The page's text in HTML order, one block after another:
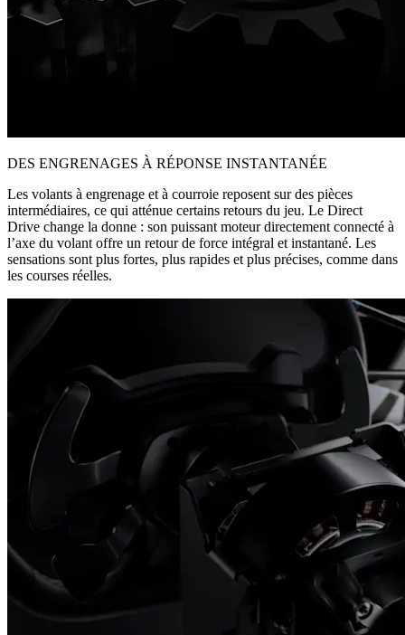
DES ENGRENAGES À RÉPONSE INSTANTANÉE
Les volants à engrenage et à courroie reposent sur des pièces
intermédiaires, ce qui atténue certains retours du jeu. Le Direct
Drive change la donne : son puissant moteur directement connecté à
l’axe du volant offre un retour de force intégral et instantané. Les
sensations sont plus fortes, plus rapides et plus précises, comme dans
les courses réelles.